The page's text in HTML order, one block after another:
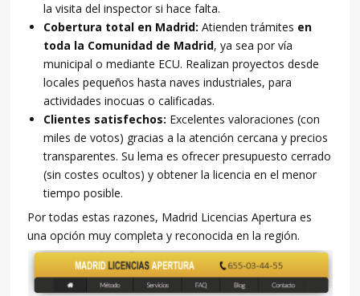
la visita del inspector si hace falta.
Cobertura total en Madrid: Atienden trámites en
toda la Comunidad de Madrid, ya sea por vía
municipal o mediante ECU. Realizan proyectos desde
locales pequeños hasta naves industriales, para
actividades inocuas o calificadas.
Clientes satisfechos: Excelentes valoraciones (con
miles de votos) gracias a la atención cercana y precios
transparentes. Su lema es ofrecer presupuesto cerrado
(sin costes ocultos) y obtener la licencia en el menor
tiempo posible.
Por todas estas razones, Madrid Licencias Apertura es
una opción muy completa y reconocida en la región.